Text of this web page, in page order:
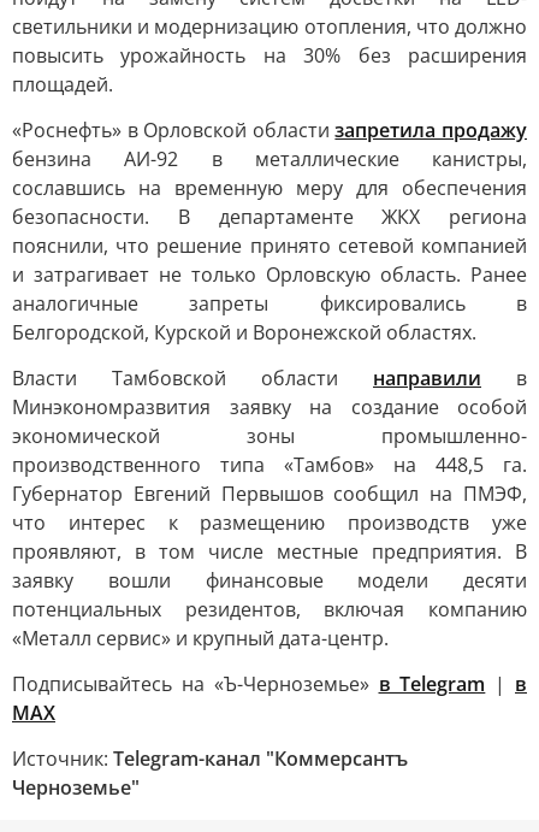
светильники и модернизацию отопления, что должно
повысить урожайность на 30% без расширения
площадей.
«Роснефть» в Орловской областизапретила продажу
бензина АИ-92 в металлические канистры,
сославшись на временную меру для обеспечения
безопасности. В департаменте ЖКХ региона
пояснили, что решение принято сетевой компанией
и затрагивает не только Орловскую область. Ранее
аналогичные запреты фиксировались в
Белгородской, Курской и Воронежской областях.
Власти Тамбовской области направили в
Минэкономразвития заявку на создание особой
экономической зоны промышленно-
производственного типа «Тамбов» на 448,5 га.
Губернатор Евгений Первышов сообщил на ПМЭФ,
что интерес к размещению производств уже
проявляют, в том числе местные предприятия. В
заявку вошли финансовые модели десяти
потенциальных резидентов, включая компанию
«Металл сервис» и крупный дата-центр.
Подписывайтесь на «Ъ-Черноземье» в Telegram | в
MAX
Источник: Telegram-канал "Коммерсантъ
Черноземье"